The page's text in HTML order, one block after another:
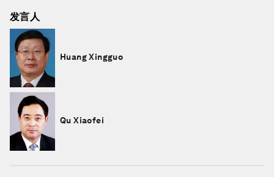
发言人
Huang Xingguo
Qu Xiaofei